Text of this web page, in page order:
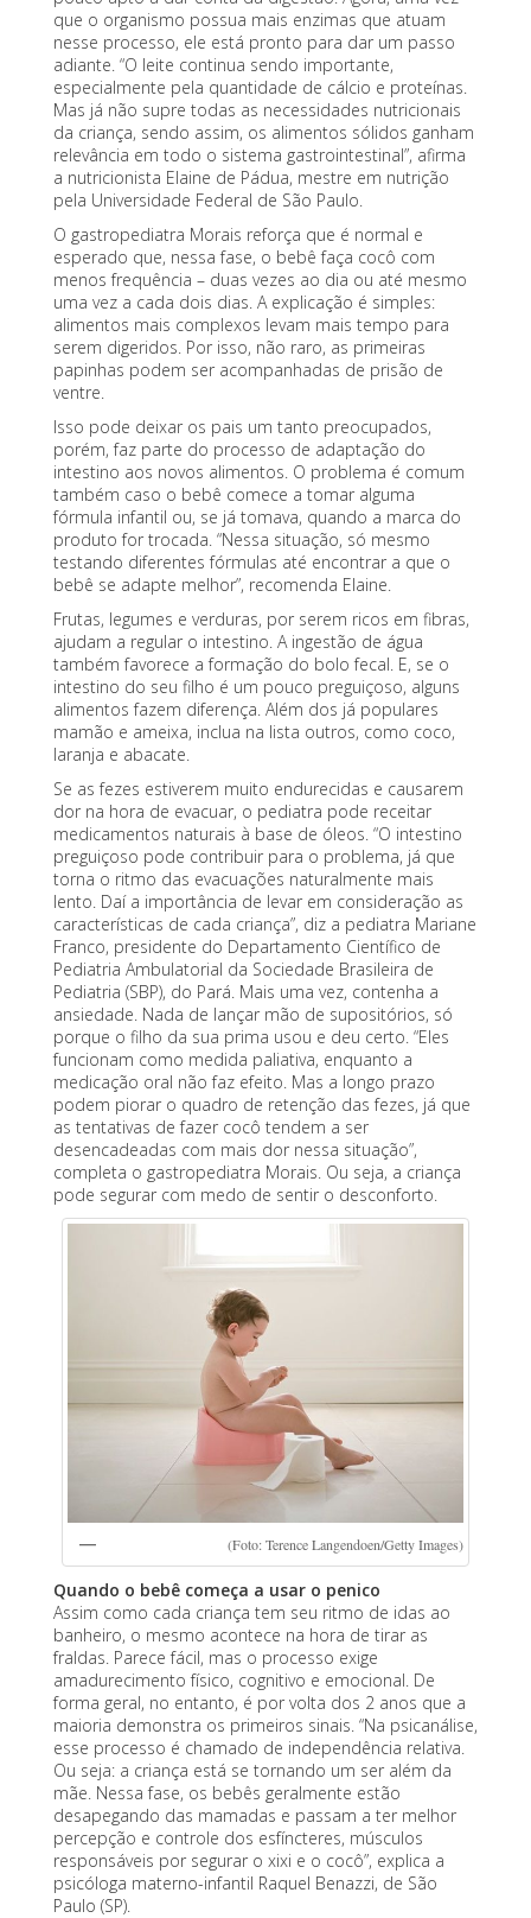
que o organismo possua mais enzimas que atuam
nesse processo, ele está pronto para dar um passo
adiante. “O leite continua sendo importante,
especialmente pela quantidade de cálcio e proteínas.
Mas já não supre todas as necessidades nutricionais
da criança, sendo assim, os alimentos sólidos ganham
relevância em todo o sistema gastrointestinal”, afirma
a nutricionista Elaine de Pádua, mestre em nutrição
pela Universidade Federal de São Paulo.
O gastropediatra Morais reforça que é normal e
esperado que, nessa fase, o bebê faça cocô com
menos frequência – duas vezes ao dia ou até mesmo
uma vez a cada dois dias. A explicação é simples:
alimentos mais complexos levam mais tempo para
serem digeridos. Por isso, não raro, as primeiras
papinhas podem ser acompanhadas de prisão de
ventre.
Isso pode deixar os pais um tanto preocupados,
porém, faz parte do processo de adaptação do
intestino aos novos alimentos. O problema é comum
também caso o bebê comece a tomar alguma
fórmula infantil ou, se já tomava, quando a marca do
produto for trocada. “Nessa situação, só mesmo
testando diferentes fórmulas até encontrar a que o
bebê se adapte melhor”, recomenda Elaine.
Frutas, legumes e verduras, por serem ricos em fibras,
ajudam a regular o intestino. A ingestão de água
também favorece a formação do bolo fecal. E, se o
intestino do seu filho é um pouco preguiçoso, alguns
alimentos fazem diferença. Além dos já populares
mamão e ameixa, inclua na lista outros, como coco,
laranja e abacate.
Se as fezes estiverem muito endurecidas e causarem
dor na hora de evacuar, o pediatra pode receitar
medicamentos naturais à base de óleos. “O intestino
preguiçoso pode contribuir para o problema, já que
torna o ritmo das evacuações naturalmente mais
lento. Daí a importância de levar em consideração as
características de cada criança”, diz a pediatra Mariane
Franco, presidente do Departamento Científico de
Pediatria Ambulatorial da Sociedade Brasileira de
Pediatria (SBP), do Pará. Mais uma vez, contenha a
ansiedade. Nada de lançar mão de supositórios, só
porque o filho da sua prima usou e deu certo. “Eles
funcionam como medida paliativa, enquanto a
medicação oral não faz efeito. Mas a longo prazo
podem piorar o quadro de retenção das fezes, já que
as tentativas de fazer cocô tendem a ser
desencadeadas com mais dor nessa situação”,
completa o gastropediatra Morais. Ou seja, a criança
pode segurar com medo de sentir o desconforto.
(Foto: Terence Langendoen/Getty Images)
Quando o bebê começa a usar o penico
Assim como cada criança tem seu ritmo de idas ao
banheiro, o mesmo acontece na hora de tirar as
fraldas . Parece fácil, mas o processo exige
amadurecimento físico, cognitivo e emocional. De
forma geral, no entanto, é por volta dos 2 anos que a
maioria demonstra os primeiros sinais. “Na psicanálise,
esse processo é chamado de independência relativa.
Ou seja: a criança está se tornando um ser além da
mãe. Nessa fase, os bebês geralmente estão
desapegando das mamadas e passam a ter melhor
percepção e controle dos esfíncteres, músculos
responsáveis por segurar o xixi e o cocô”, explica a
psicóloga materno-infantil Raquel Benazzi, de São
Paulo (SP).